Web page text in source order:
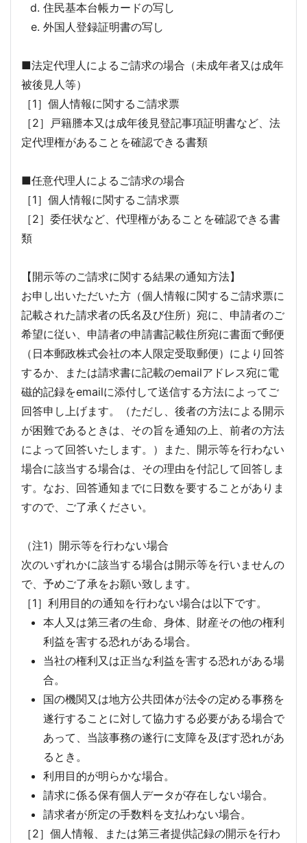
住民基本台帳カードの写し
外国人登録証明書の写し
■法定代理人によるご請求の場合（未成年者又は成年
被後見人等）
［1］個人情報に関するご請求票
［2］戸籍謄本又は成年後見登記事項証明書など、法
定代理権があることを確認できる書類
■任意代理人によるご請求の場合
［1］個人情報に関するご請求票
［2］委任状など、代理権があることを確認できる書
類
【開示等のご請求に関する結果の通知方法】
お申し出いただいた方（個人情報に関するご請求票に
記載された請求者の氏名及び住所）宛に、申請者のご
希望に従い、申請者の申請書記載住所宛に書面で郵便
（日本郵政株式会社の本人限定受取郵便）により回答
するか、または請求書に記載のemailアドレス宛に電
磁的記録をemailに添付して送信する方法によってご
回答申し上げます。（ただし、後者の方法による開示
が困難であるときは、その旨を通知の上、前者の方法
によって回答いたします。）また、開示等を行わない
場合に該当する場合は、その理由を付記して回答しま
す。なお、回答通知までに日数を要することがありま
すので、ご了承ください。
（注1）開示等を行わない場合
次のいずれかに該当する場合は開示等を行いませんの
で、予めご了承をお願い致します。
［1］利用目的の通知を行わない場合は以下です。
本人又は第三者の生命、身体、財産その他の権利
利益を害する恐れがある場合。
当社の権利又は正当な利益を害する恐れがある場
合。
国の機関又は地方公共団体が法令の定める事務を
遂行することに対して協力する必要がある場合で
あって、当該事務の遂行に支障を及ぼす恐れがあ
るとき。
利用目的が明らかな場合。
請求に係る保有個人データが存在しない場合。
請求者が所定の手数料を支払わない場合。
［2］個人情報、または第三者提供記録の開示を行わ